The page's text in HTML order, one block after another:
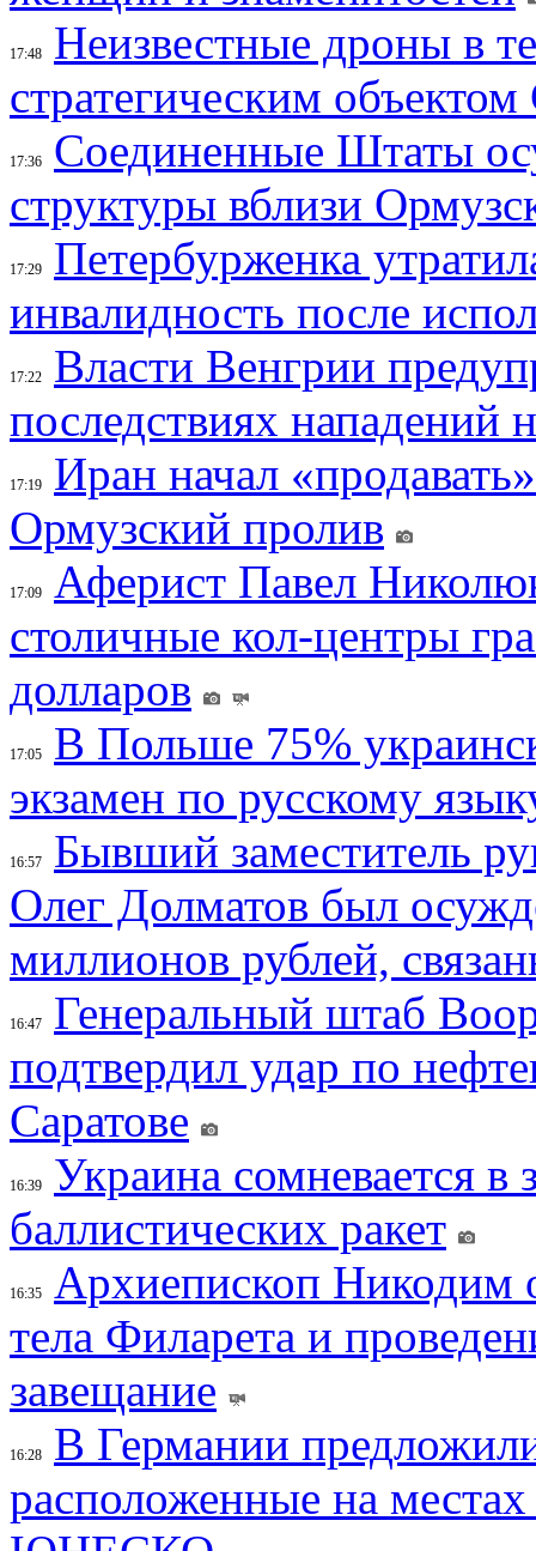
17:48
Неизвестные дроны в
стратегическим
17:36
Соединенные Штаты
структуры вблизи
17:29
Петербурженка
инвалидность после
17:22
Власти Венгрии
последствиях нападений
17:19
Иран начал
Ормузский пролив
17:09
Аферист Павел
столичные кол-центры
долларов
17:05
В Польше 75%
экзамен по русскому
16:57
Бывший заместитель
Олег Долматов был
миллионов рублей,
16:47
Генеральный штаб
подтвердил удар по
Саратове
16:39
Украина сомневается в
баллистических ракет
16:35
Архиепископ
тела Филарета и
завещание
16:28
В Германии
расположенные на